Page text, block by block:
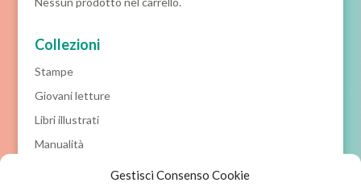
Gestisci Consenso Cookie
Collezioni
Stampe
Giovani letture
Libri illustrati
Manualità